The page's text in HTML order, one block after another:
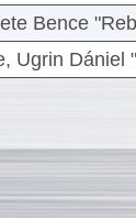
Bence
Ugrin Dániel